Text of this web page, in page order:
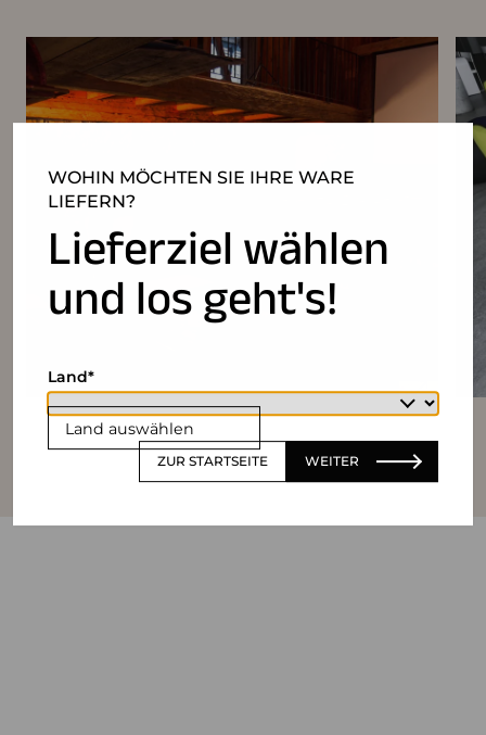
WOHIN MÖCHTEN SIE IHRE WARE
LIEFERN?
Lieferziel wählen
und los geht's!
Land auswählen
Land
ZUR STARTSEITE WEITER